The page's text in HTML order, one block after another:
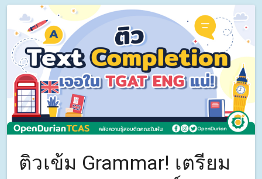
ติวเข้ม Grammar! เตรียม